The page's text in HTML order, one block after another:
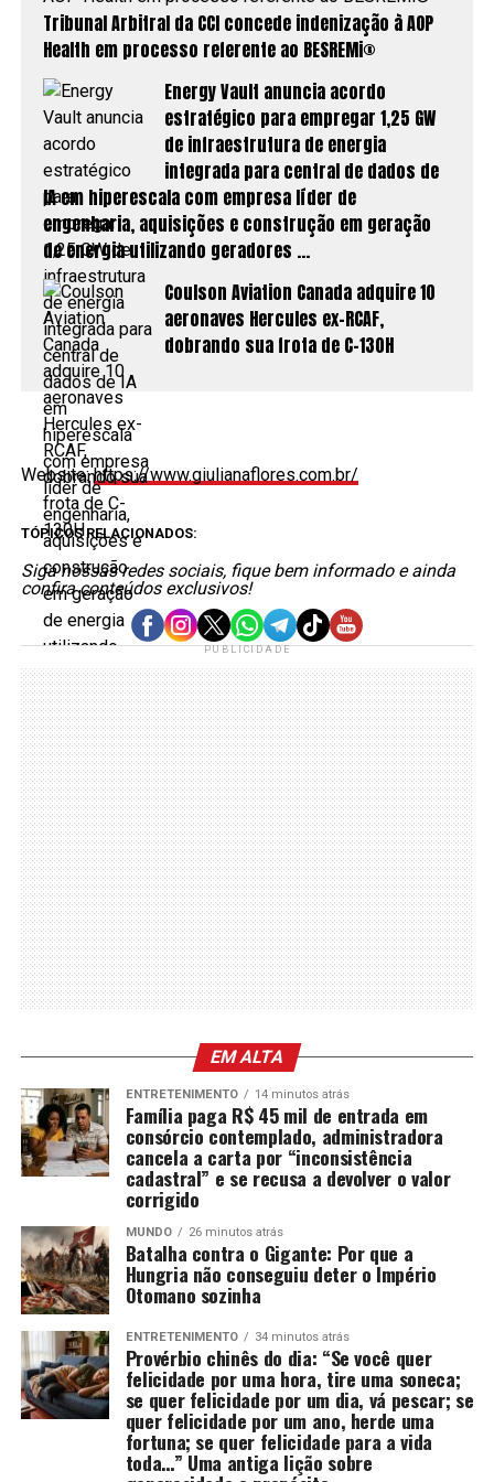
Tribunal Arbitral da CCI concede indenização à AOP
Health em processo referente ao BESREMi®
Energy Vault anuncia acordo
estratégico para empregar 1,25 GW
de infraestrutura de energia
integrada para central de dados de
IA em hiperescala com empresa líder de
engenharia, aquisições e construção em geração
de energia utilizando geradores …
Coulson Aviation Canada adquire 10
aeronaves Hercules ex-RCAF,
dobrando sua frota de C-130H
Website:https://www.giulianaflores.com.br/
TÓPICOS RELACIONADOS:
Siga nossas redes sociais, fique bem informado e ainda
confira conteúdos exclusivos!
PUBLICIDADE
EM ALTA
ENTRETENIMENTO 14 minutos atrás
Família paga R$ 45 mil de entrada em
consórcio contemplado, administradora
cancela a carta por “inconsistência
cadastral” e se recusa a devolver o valor
corrigido
MUNDO 26 minutos atrás
Batalha contra o Gigante: Por que a
Hungria não conseguiu deter o Império
Otomano sozinha
ENTRETENIMENTO 34 minutos atrás
Provérbio chinês do dia: “Se você quer
felicidade por uma hora, tire uma soneca;
se quer felicidade por um dia, vá pescar; se
quer felicidade por um ano, herde uma
fortuna; se quer felicidade para a vida
toda…” Uma antiga lição sobre